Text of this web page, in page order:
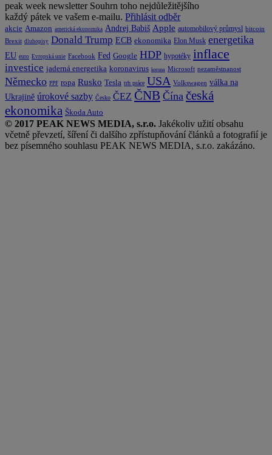
peak week newsletter Souhrn toho nejdůležitějšího
každý pátek ve vašem e-mailu. Přihlásit odběr
akcie Amazon americká ekonomika Andrej Babiš Apple automobilový průmysl bitcoin
Brexit dluhopisy Donald Trump ECB ekonomika Elon Musk energetika
EU euro Evropská unie Facebook Fed Google HDP hypotéky inflace
investice jaderná energetika koronavirus koruna Microsoft nezaměstnanost
Německo PPF ropa Rusko Tesla trh práce USA Volkswagen válka na
Ukrajině úrokové sazby Česko ČEZ ČNB Čína česká
ekonomika Škoda Auto
© 2017 PEAK NEWS MEDIA, s.r.o. Jakékoliv užití obsahu
včetně převzetí, šíření či dalšího zpřístupňování článků a fotografií je
bez písemného souhlasu PEAK NEWS MEDIA, s.r.o. zakázáno.